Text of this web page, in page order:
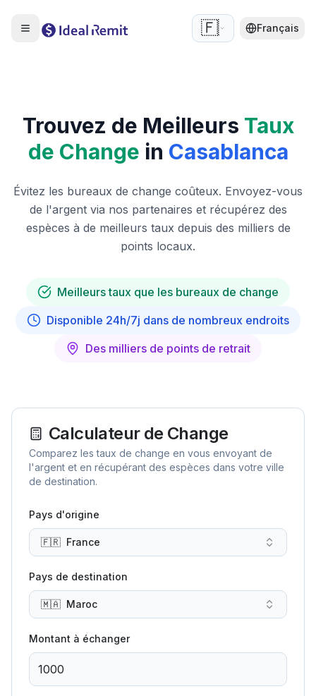
🇫🇷 Français
Trouvez de Meilleurs Taux
de Change in Casablanca
Évitez les bureaux de change coûteux. Envoyez-vous
de l'argent via nos partenaires et récupérez des
espèces à de meilleurs taux depuis des milliers de
points locaux.
Meilleurs taux que les bureaux de change
Disponible 24h/7j dans de nombreux endroits
Des milliers de points de retrait
Calculateur de Change
Comparez les taux de change en vous envoyant de
l'argent et en récupérant des espèces dans votre ville
de destination.
Pays d'origine
🇫🇷 France
Pays de destination
🇲🇦 Maroc
Montant à échanger